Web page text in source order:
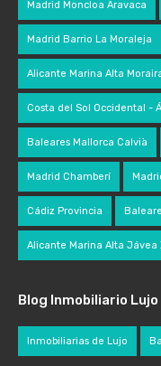
Madrid Moncloa Aravaca
Madrid Barrio La Moraleja
Alicante Marina Alta
Costa del Sol Occidental -
Baleares Mallorca Calvià
Madrid Chamberí
Cádiz Provincia
Alicante Marina Alta Jávea
Blog Inmobiliario Lujo
Inmobiliarias de Lujo